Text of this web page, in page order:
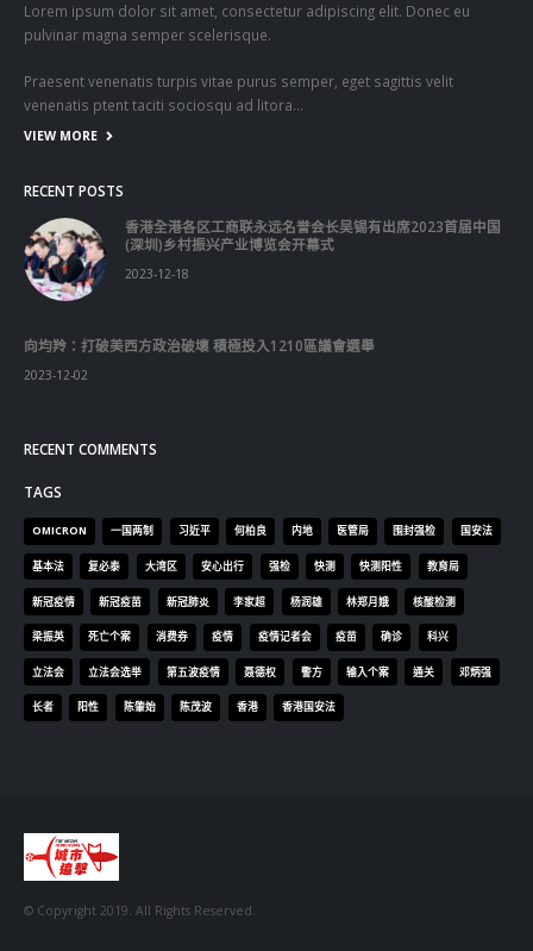
Lorem ipsum dolor sit amet, consectetur adipiscing elit. Donec eu
pulvinar magna semper scelerisque.
Praesent venenatis turpis vitae purus semper, eget sagittis velit
venenatis ptent taciti sociosqu ad litora…
VIEW MORE
RECENT POSTS
香港全港各区工商联永远名誉会长吴锡有出席2023首届中国
(深圳)乡村振兴产业博览会开幕式
2023-12-18
向均羚：打破美西方政治破壞 積極投入1210區議會選舉
2023-12-02
RECENT COMMENTS
TAGS
OMICRON 一国两制 习近平 何柏良 内地 医管局 围封强检 国安法
基本法 复必泰 大湾区 安心出行 强检 快测 快测阳性 教育局
新冠疫情 新冠疫苗 新冠肺炎 李家超 杨润雄 林郑月娥 核酸检测
梁振英 死亡个案 消费券 疫情 疫情记者会 疫苗 确诊 科兴
立法会 立法会选举 第五波疫情 聂德权 警方 输入个案 通关 邓炳强
长者 阳性 陈肇始 陈茂波 香港 香港国安法
© Copyright 2019. All Rights Reserved.